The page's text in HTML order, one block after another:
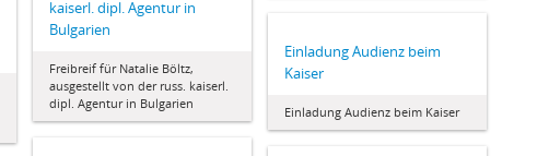
kaiserl. dipl. Agentur in
Bulgarien
Freibreif für Natalie Böltz,
ausgestellt von der russ. kaiserl.
dipl. Agentur in Bulgarien
Einladung Audienz beim
Kaiser
Einladung Audienz beim Kaiser